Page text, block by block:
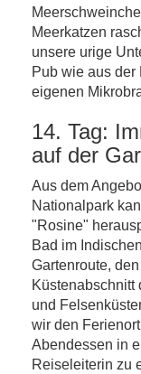
Meerkatzen
unsere urige
Pub wie aus der
eigenen
14. Tag:
auf der
Aus dem
Nationalpark
"Rosine"
Bad im
Gartenroute,
Küstenabschnitt
und
wir den
Abendessen in
Reiseleiterin zu